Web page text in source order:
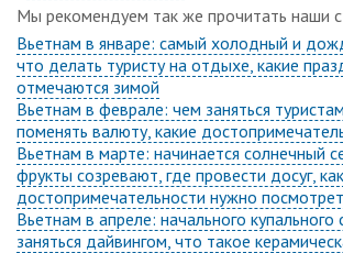
Мы рекомендуем так же прочитать наши
Вьетнам в январе: самый холодный и
что делать туристу на отдыхе, какие
отмечаются зимой
Вьетнам в феврале: чем заняться
поменять валюту, какие
Вьетнам в марте: начинается солнечный
фрукты созревают, где провести досуг,
достопримечательности нужно
Вьетнам в апреле: начального купального
заняться дайвингом, что такое